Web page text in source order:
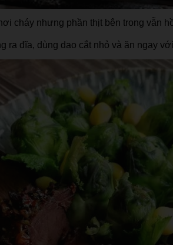
cháy nhưng phần thịt bên trong vẫn
ra đĩa, dùng dao cắt nhỏ và ăn ngay